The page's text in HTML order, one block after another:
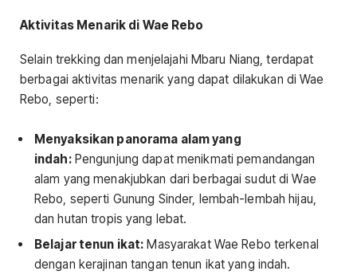
Aktivitas Menarik di Wae Rebo
Selain trekking dan menjelajahi Mbaru Niang, terdapat
berbagai aktivitas menarik yang dapat dilakukan di Wae
Rebo, seperti:
Menyaksikan panorama alam yang
indah:Pengunjung dapat menikmati pemandangan
alam yang menakjubkan dari berbagai sudut di Wae
Rebo, seperti Gunung Sinder, lembah-lembah hijau,
dan hutan tropis yang lebat.
Belajar tenun ikat: Masyarakat Wae Rebo terkenal
dengan kerajinan tangan tenun ikat yang indah.